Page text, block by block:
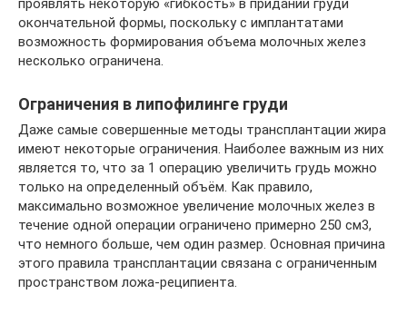
окончательной формы, поскольку с имплантатами
возможность формирования объема молочных желез
несколько ограничена.
Ограничения в липофилинге груди
Даже самые совершенные методы трансплантации жира
имеют некоторые ограничения. Наиболее важным из них
является то, что за 1 операцию увеличить грудь можно
только на определенный объём. Как правило,
максимально возможное увеличение молочных желез в
течение одной операции ограничено примерно 250 см3,
что немного больше, чем один размер. Основная причина
этого правила трансплантации связана с ограниченным
пространством ложа-реципиента.